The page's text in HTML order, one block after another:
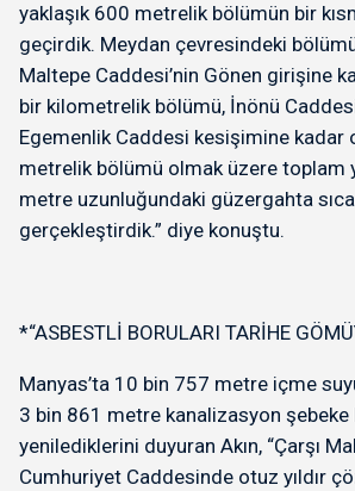
yaklaşık 600 metrelik bölümün bir
geçirdik. Meydan çevresindeki
Maltepe Caddesi’nin Gönen girişine
bir kilometrelik bölümü, İnönü
Egemenlik Caddesi kesişimine kadar
metrelik bölümü olmak üzere toplam
metre uzunluğundaki güzergahta
gerçekleştirdik.” diye konuştu.
*“ASBESTLİ BORULARI TARİHE
Manyas’ta 10 bin 757 metre içme
3 bin 861 metre kanalizasyon şebeke
yenilediklerini duyuran Akın, “Çarşı
Cumhuriyet Caddesinde otuz yıldır